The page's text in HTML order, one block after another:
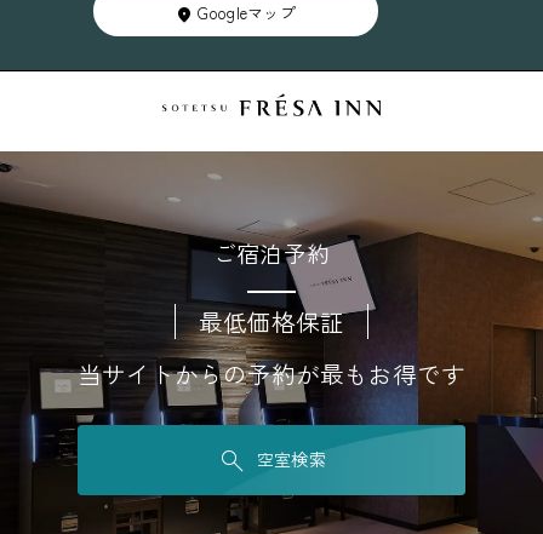
Googleマップ
ご宿泊予約
最低価格保証
当サイトからの予約が最もお得です
空室検索